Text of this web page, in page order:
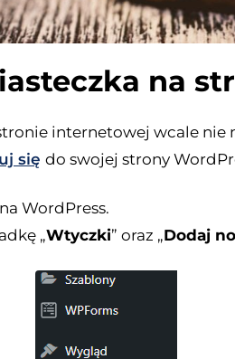
na
internetowej wcale nie
się do swojej strony
WordPress.
„Wtyczki” oraz „Dodaj